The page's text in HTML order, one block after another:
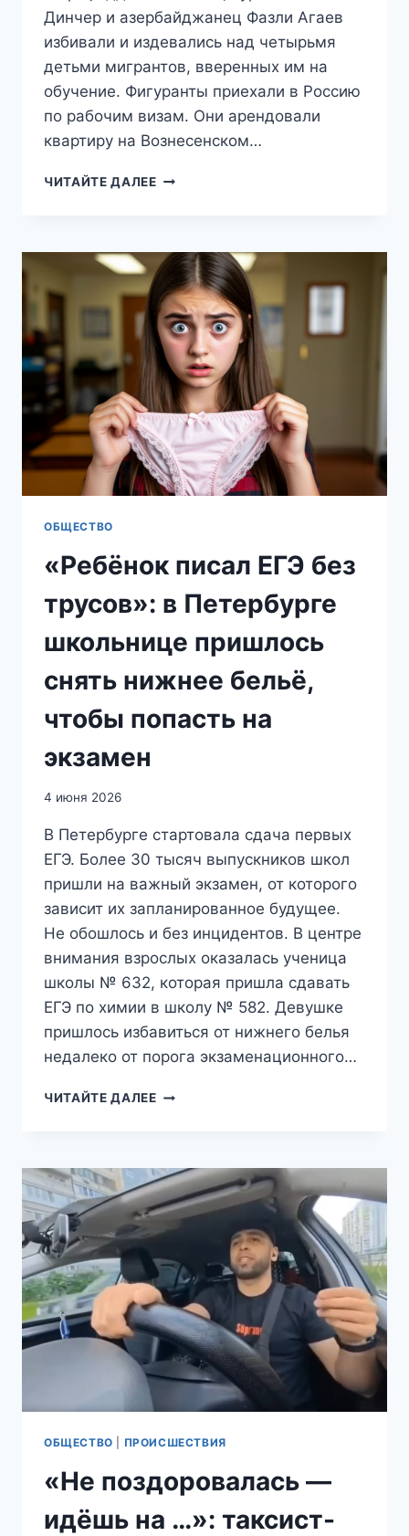
Динчер и азербайджанец Фазли Агаев
избивали и издевались над четырьмя
детьми мигрантов, вверенных им на
обучение. Фигуранты приехали в Россию
по рабочим визам. Они арендовали
квартиру на Вознесенском…
ЧИТАЙТЕ ДАЛЕЕ«246
ТРОИМ
ИСЛАМСКИМ
«МИССИОНЕРАМ»,
ИСТЯЗАВШИМ
ДЕТЕЙ
В
ПОДПОЛЬНОЙ
«СЕМИНАРИИ»
В
ПЕТЕРБУРГЕ,
ВЫНЕСЛИ
ПРИГОВОР
ОБЩЕСТВО
«Ребёнок писал ЕГЭ без
трусов»: в Петербурге
школьнице пришлось
снять нижнее бельё,
чтобы попасть на
экзамен
4 июня 2026
В Петербурге стартовала сдача первых
ЕГЭ. Более 30 тысяч выпускников школ
пришли на важный экзамен, от которого
зависит их запланированное будущее.
Не обошлось и без инцидентов. В центре
внимания взрослых оказалась ученица
школы № 632, которая пришла сдавать
ЕГЭ по химии в школу № 582. Девушке
пришлось избавиться от нижнего белья
недалеко от порога экзаменационного…
ЧИТАЙТЕ ДАЛЕЕ«РЕБЁНОК
ТРУСОВ»:
В
ПЕТЕРБУРГЕ
ШКОЛЬНИЦЕ
ПРИШЛОСЬ
СНЯТЬ
НИЖНЕЕ
БЕЛЬЁ,
ЧТОБЫ
ПОПАСТЬ
НА
ЭКЗАМЕН
ОБЩЕСТВО ПРОИСШЕСТВИЯ
«Не поздоровалась —
идёшь на …»: таксист-